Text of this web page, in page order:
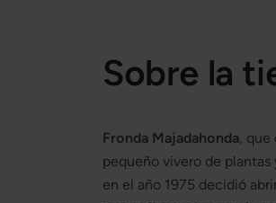
Sobre la
Fronda Majadahonda, que
pequeño vivero de plantas
en el año 1975 decidió